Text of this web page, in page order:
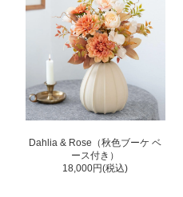
Dahlia & Rose（秋色ブーケ ベ
ース付き）
18,000円(税込)